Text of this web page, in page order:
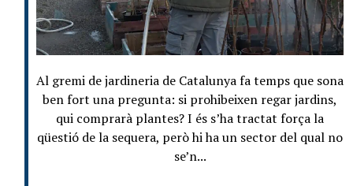
Al gremi de jardineria de Catalunya fa temps que sona
ben fort una pregunta: si prohibeixen regar jardins,
qui comprarà plantes? I és s’ha tractat força la
qüestió de la sequera, però hi ha un sector del qual no
se’n...